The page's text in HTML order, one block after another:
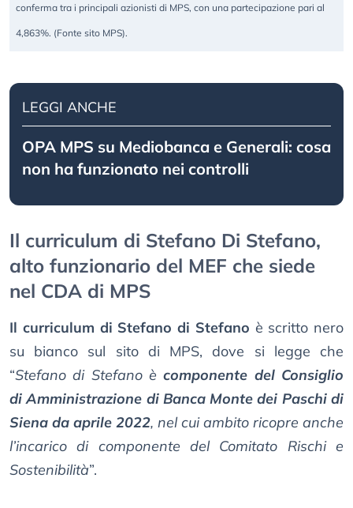
conferma tra i principali azionisti di MPS, con una partecipazione pari al
4,863%. (Fonte sito MPS).
LEGGI ANCHE
OPA MPS su Mediobanca e Generali: cosa
non ha funzionato nei controlli
Il curriculum di Stefano Di Stefano,
alto funzionario del MEF che siede
nel CDA di MPS
Il curriculum di Stefano di Stefano è scritto nero
su bianco sul sito di MPS, dove si legge che
“Stefano di Stefano ècomponente del Consiglio
di Amministrazione di Banca Monte dei Paschi di
Siena da aprile 2022, nel cui ambito ricopre anche
l’incarico di componente del Comitato Rischi e
Sostenibilità”.